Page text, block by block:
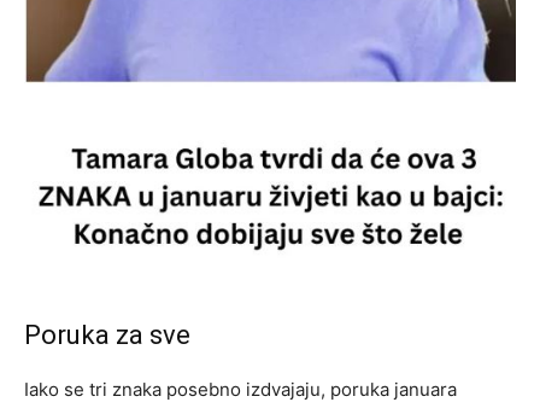
Poruka za sve
Iako se tri znaka posebno izdvajaju, poruka januara